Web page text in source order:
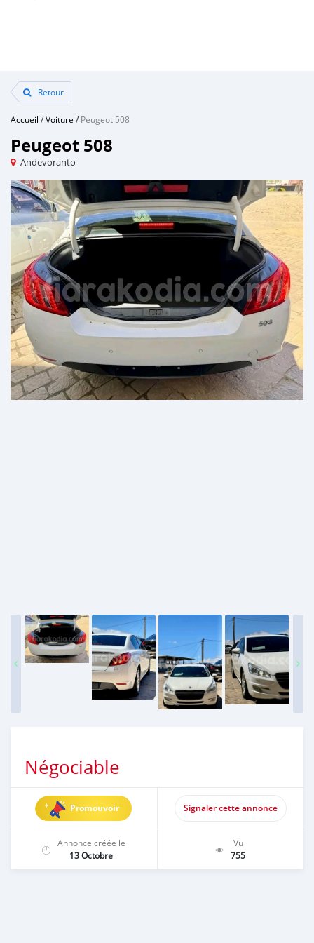
Retour
Accueil /Voiture /Peugeot 508
Peugeot 508
Andevoranto
Négociable
Promouvoir Signaler cette annonce
Annonce créée le
13 Octobre
Vu
755